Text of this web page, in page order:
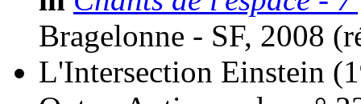
Bragelonne - SF, 2008 (
L'Intersection Einstein